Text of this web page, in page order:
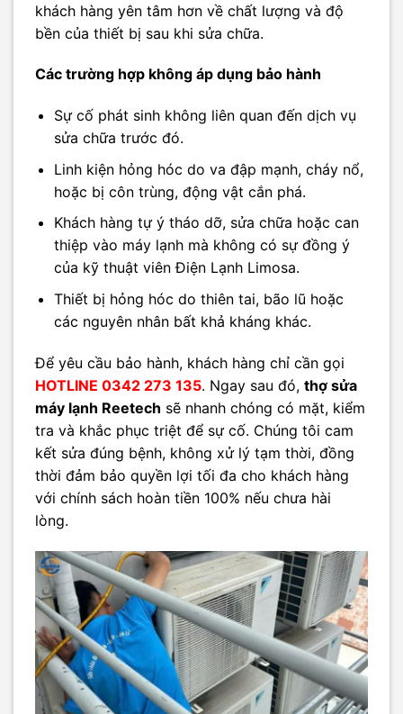
khách hàng yên tâm hơn về chất lượng và độ
bền của thiết bị sau khi sửa chữa.
Các trường hợp không áp dụng bảo hành
Sự cố phát sinh không liên quan đến dịch vụ
sửa chữa trước đó.
Linh kiện hỏng hóc do va đập mạnh, cháy nổ,
hoặc bị côn trùng, động vật cắn phá.
Khách hàng tự ý tháo dỡ, sửa chữa hoặc can
thiệp vào máy lạnh mà không có sự đồng ý
của kỹ thuật viên Điện Lạnh Limosa.
Thiết bị hỏng hóc do thiên tai, bão lũ hoặc
các nguyên nhân bất khả kháng khác.
Để yêu cầu bảo hành, khách hàng chỉ cần gọi
HOTLINE 0342 273 135. Ngay sau đó, thợ sửa
máy lạnh Reetech sẽ nhanh chóng có mặt, kiểm
tra và khắc phục triệt để sự cố. Chúng tôi cam
kết sửa đúng bệnh, không xử lý tạm thời, đồng
thời đảm bảo quyền lợi tối đa cho khách hàng
với chính sách hoàn tiền 100% nếu chưa hài
lòng.